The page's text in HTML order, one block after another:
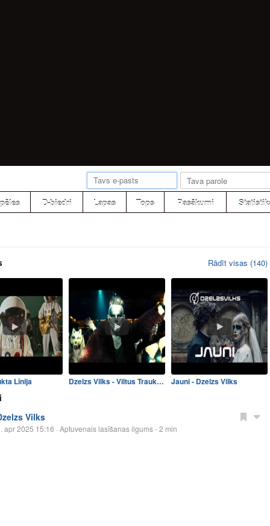
D-biedri Lapas Tops Pasākumi
Rādīt visas (140)
Līnija Dzelzs Vilks - Viltus Trauksme Jauni - Dzelzs Vilks
Vilks
apr 2025 15:16 · Aptuvenais lasīšanas ilgums - 2 min